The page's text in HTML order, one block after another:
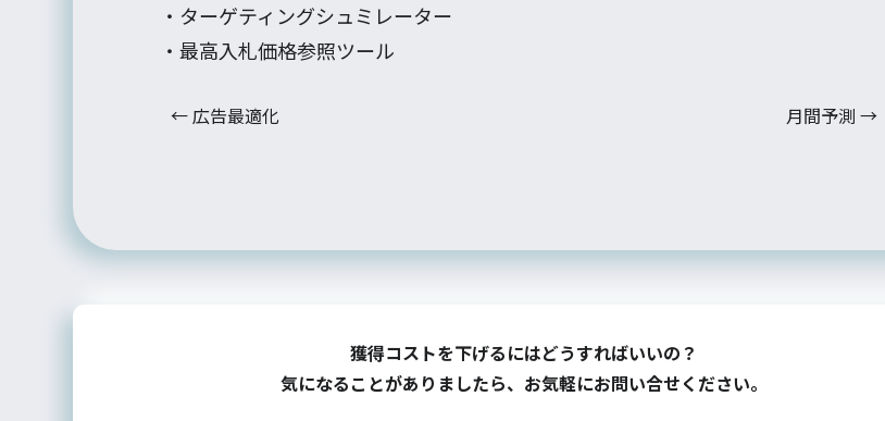
・ターゲティングシュミレーター
・最高入札価格参照ツール
←広告最適化 月間予測 →
獲得コストを下げるにはどうすればいいの？
気になることがありましたら、お気軽にお問い合せください。